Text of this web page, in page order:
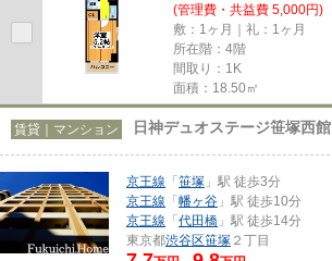
(管理費・共益費 5,000円)
敷：1ヶ月｜礼：1ヶ月
所在階：4階
間取り：1K
面積：18.50㎡
賃貸｜マンション 日神デュオステージ笹塚西館
京王線 「笹塚 」駅 徒歩3分
京王線 「幡ヶ谷 」駅 徒歩10分
京王線 「代田橋 」駅 徒歩14分
東京都渋谷区笹塚 ２丁目